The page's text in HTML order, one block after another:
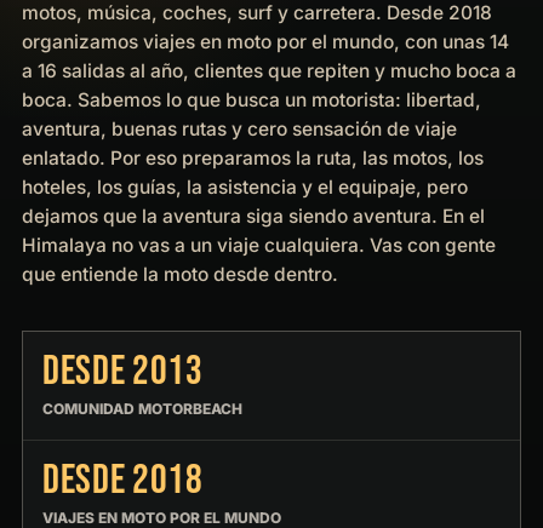
motos, música, coches, surf y carretera. Desde 2018
organizamos viajes en moto por el mundo, con unas 14
a 16 salidas al año, clientes que repiten y mucho boca a
boca. Sabemos lo que busca un motorista: libertad,
aventura, buenas rutas y cero sensación de viaje
enlatado. Por eso preparamos la ruta, las motos, los
hoteles, los guías, la asistencia y el equipaje, pero
dejamos que la aventura siga siendo aventura. En el
Himalaya no vas a un viaje cualquiera. Vas con gente
que entiende la moto desde dentro.
DESDE 2013
COMUNIDAD MOTORBEACH
DESDE 2018
VIAJES EN MOTO POR EL MUNDO